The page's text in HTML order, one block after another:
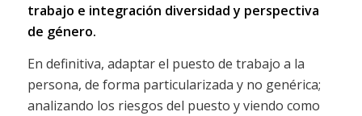
trabajo e integración diversidad y perspectiva
de género.
En definitiva, adaptar el puesto de trabajo a la
persona, de forma particularizada y no genérica;
analizando los riesgos del puesto y viendo como